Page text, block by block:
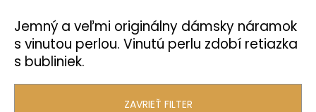
Jemný a veľmi originálny dámsky náramok
s vinutou perlou. Vinutú perlu zdobí retiazka
s bubliniek.
ZAVRIEŤ FILTER
r
e
b
u
j